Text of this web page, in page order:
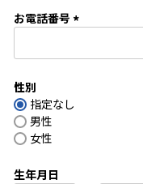
お電話番号
必
性別
指定なし
男性
女性
生年月日